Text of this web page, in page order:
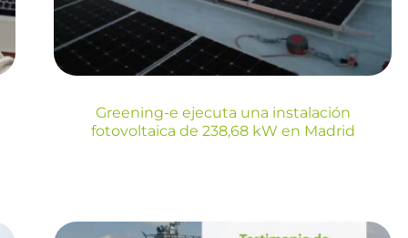
Blog Energia
Greening-e ejecuta una instalación
fotovoltaica de 238,68 kW en Madrid